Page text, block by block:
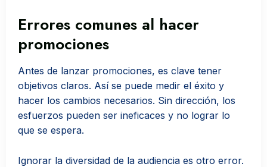
Errores comunes al hacer
promociones
Antes de lanzar promociones, es clave tener
objetivos claros. Así se puede medir el éxito y
hacer los cambios necesarios. Sin dirección, los
esfuerzos pueden ser ineficaces y no lograr lo
que se espera.
Ignorar la diversidad de la audiencia es otro error.